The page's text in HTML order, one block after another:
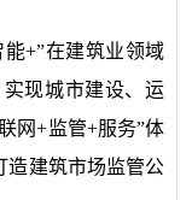
+”在建筑业领域
现城市建设、运
网+监管+服务”体
造建筑市场监管公